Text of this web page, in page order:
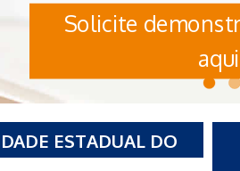
Solicite
aqui
ESTADUAL DO